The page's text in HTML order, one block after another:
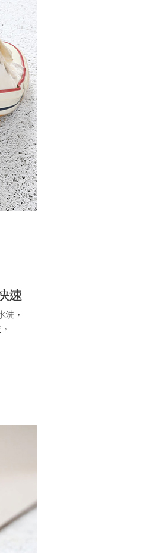
当社の審査の結果に基づ
。
サービスという）はネット
供し、AFTEEが代金を徴収
ればならない個人情報（注
番号、受取人住所を含むが
ビスで必要な範囲内で利用
利用について、詳細は
、処理及び利用に関する声
）。
ば、最高額がNT$10,000に
額に基づいて年利20%の遅
、事前に法定代理人または
けます。
または関連する法律の権利